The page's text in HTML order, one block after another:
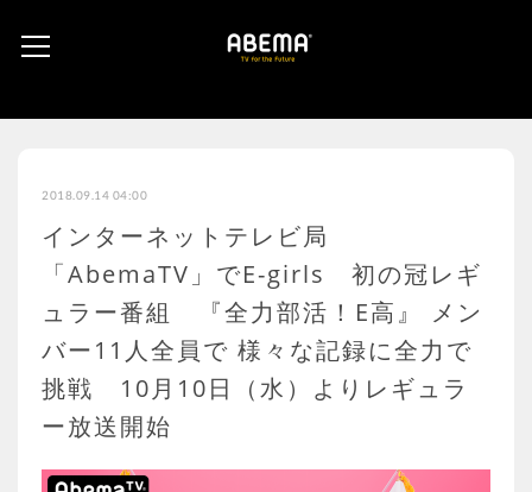
2018.09.14 04:00
インターネットテレビ局
「AbemaTV」でE-girls 初の冠レギ
ュラー番組 『全力部活！E高』 メン
バー11人全員で 様々な記録に全力で
挑戦 10月10日（水）よりレギュラ
ー放送開始